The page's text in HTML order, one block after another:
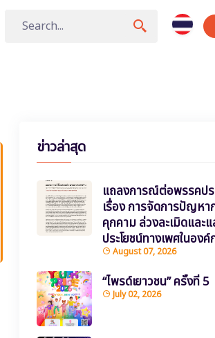
ข่าวล่าสุด
แถลงการณ์ต่อพรรคปร
เรื่อง การจัดการปัญหา
คุกคาม ล่วงละเมิดและ
ประโยชน์ทางเพศในองค์
August 07, 2026
“ไพรด์เยาวชน” ครั้งที่ 5
July 02, 2026